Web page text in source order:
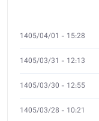
15:28 - 1405/04/01
12:13 - 1405/03/31
12:55 - 1405/03/30
10:21 - 1405/03/28